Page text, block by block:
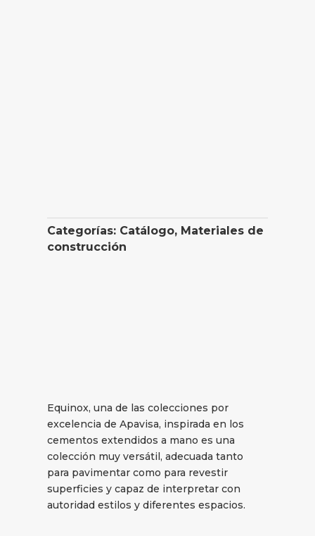
Categorías: Catálogo, Materiales de
construcción
Equinox, una de las colecciones por
excelencia de Apavisa, inspirada en los
cementos extendidos a mano es una
colección muy versátil, adecuada tanto
para pavimentar como para revestir
superficies y capaz de interpretar con
autoridad estilos y diferentes espacios.